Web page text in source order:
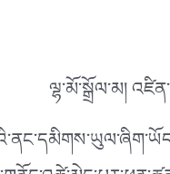
ལྷ་མོ་སྒྲོལ་མ།